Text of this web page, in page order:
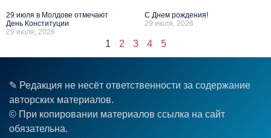
29 июля в Молдове отмечают
День Конституции
29 июля, 2026
С Днем рождения!
29 июля, 2026
1 2 3 4 5
✎ Редакция не несёт ответственности за содержание
авторских материалов.
© При копировании материалов ссылка на сайт
обязательна.